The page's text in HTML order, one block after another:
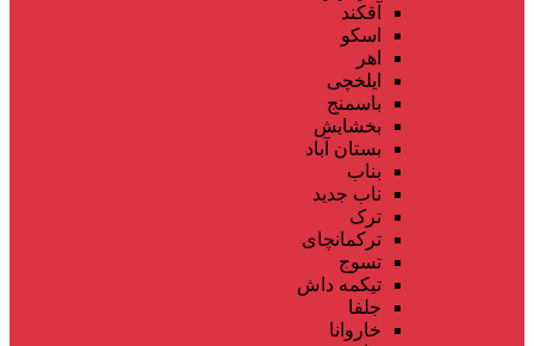
آقکند
اسکو
اهر
ایلخچی
باسمنج
بخشایش
بستان آباد
بناب
ناب جدید
ترک
ترکمانچای
تسوج
تیکمه داش
جلفا
خاروانا